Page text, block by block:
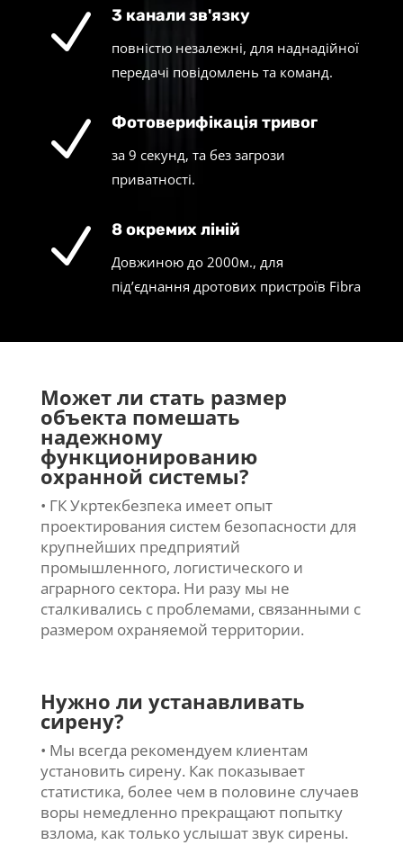
N 3 канали зв'язку
повністю незалежні, для наднадійної
передачі повідомлень та команд.
N Фотоверифікація тривог
за 9 секунд, та без загрози
приватності.
N 8 окремих ліній
Довжиною до 2000м., для
під’єднання дротових пристроїв Fibra
Может ли стать размер
объекта помешать
надежному
функционированию
охранной системы?
• ГК Укртекбезпека имеет опыт
проектирования систем безопасности для
крупнейших предприятий
промышленного, логистического и
аграрного сектора. Ни разу мы не
сталкивались с проблемами, связанными с
размером охраняемой территории.
Нужно ли устанавливать
сирену?
• Мы всегда рекомендуем клиентам
установить сирену. Как показывает
статистика, более чем в половине случаев
воры немедленно прекращают попытку
взлома, как только услышат звук сирены.